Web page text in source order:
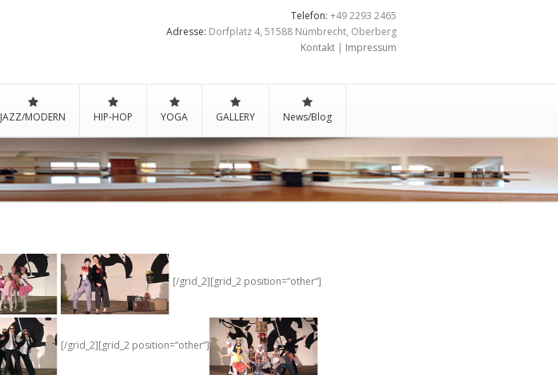
Telefon: +49 2293 2465
Adresse: Dorfplatz 4, 51588 Nümbrecht, Oberberg
Kontakt | Impressum
JAZZ/MODERN HIP-HOP YOGA GALLERY News/Blog
[/grid_2][grid_2 position=“other“]
[/grid_2][grid_2 position=“other“]